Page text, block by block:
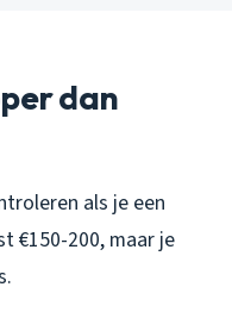
dan
als je een
€150-200, maar je